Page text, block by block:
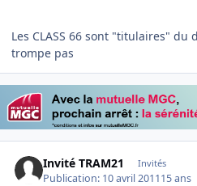
Les CLASS 66 sont "titulaires" du
trompe pas
Invité TRAM21 Invités
Publication: 10 avril 201115 ans